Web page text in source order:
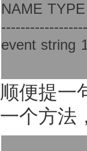
NAME
event string
顺便提一
一个方法